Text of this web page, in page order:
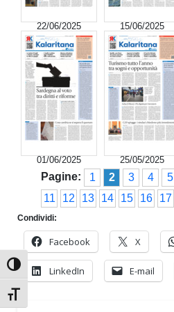
Attiva/disattiva alto contrasto
Attiva/disattiva dimensione testo
22/06/2025 15/06/2025
01/06/2025 25/05/2025
Pagine: 1 2 3 4 5
11
12 13 14 15 16 17
Condividi:
Facebook X
LinkedIn E-mail